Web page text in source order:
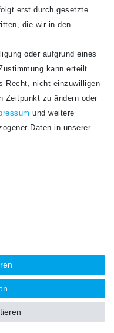
gelesen habe. Meine
erst durch gesetzte
die wir in den
oder aufgrund eines
kann erteilt
Recht, nicht einzuwilligen
Zeitpunkt zu ändern oder
und weitere
Daten in unserer